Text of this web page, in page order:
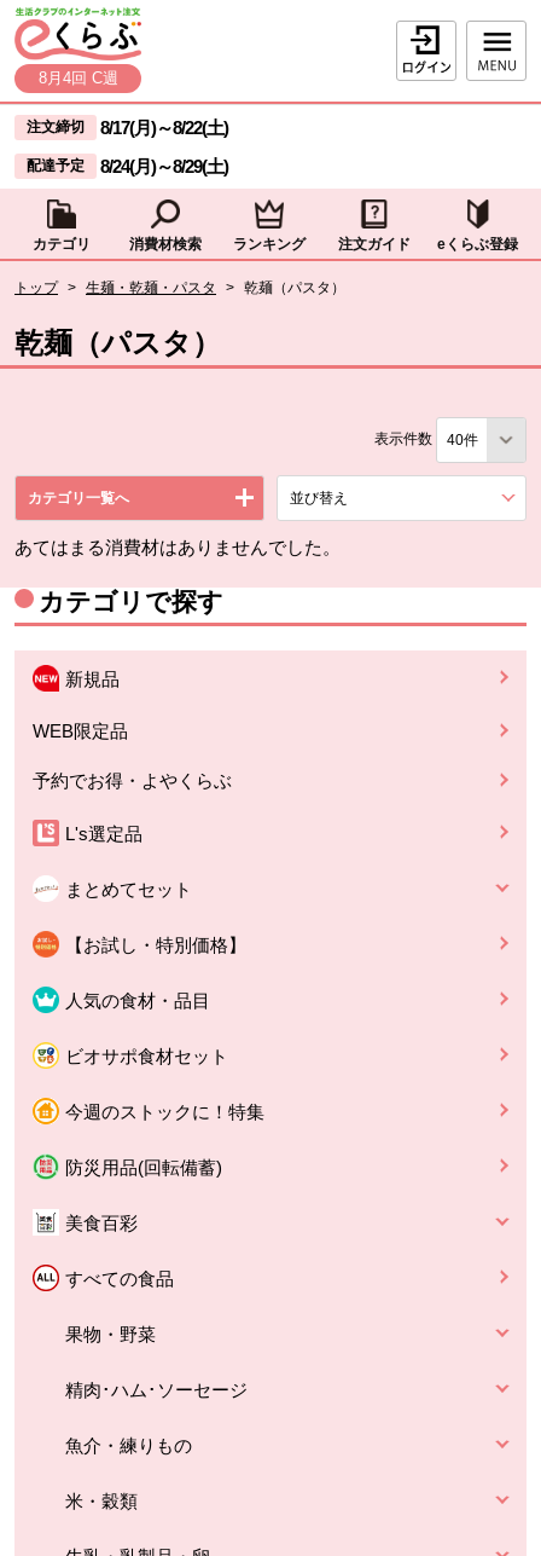
ページの先頭です。
本文へジャンプする。
8月4回 C週
ログイン
ここからサイト内共通メニューです。
サイト内共通メニューをスキップする
注文締切 8/17(月)～8/22(土)
配達予定 8/24(月)～8/29(土)
カテゴリ 消費材検索 ランキング 注文ガイド eくらぶ登録
トップ > 生麺・乾麺・パスタ > 乾麺（パスタ）
乾麺（パスタ）
表示件数
カテゴリ一覧へ 並び替え
あてはまる消費材はありませんでした。
カテゴリで探す
新規品
WEB限定品
予約でお得・よやくらぶ
L's選定品
まとめてセット
【お試し・特別価格】
人気の食材・品目
ビオサポ食材セット
今週のストックに！特集
防災用品(回転備蓄)
美食百彩
すべての食品
果物・野菜
精肉･ハム･ソーセージ
魚介・練りもの
米・穀類